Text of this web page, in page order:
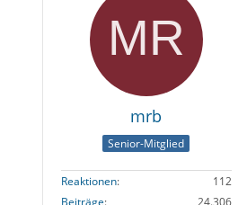
mrb
Senior-Mitglied
Reaktionen
112
Beiträge
24.306